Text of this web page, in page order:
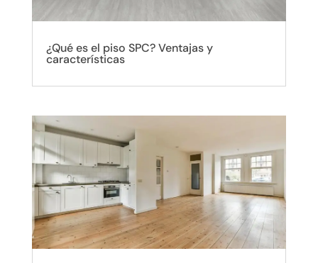
¿Qué es el piso SPC? Ventajas y
características